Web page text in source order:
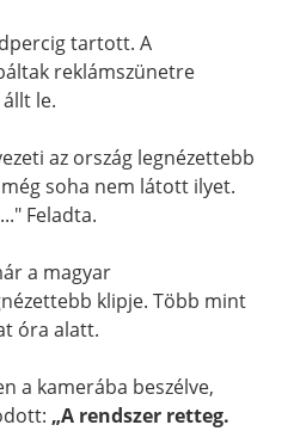
tartott. A
reklámszünetre
le.
az ország legnézettebb
soha nem látott ilyet.
Feladta.
a magyar
klipje. Több mint
óra alatt.
a kamerába beszélve,
„A rendszer retteg.